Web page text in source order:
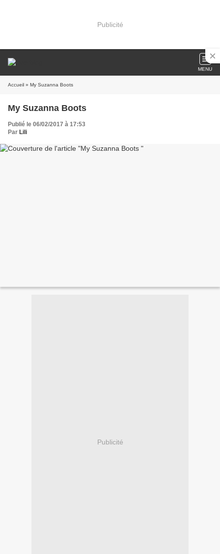
Publicité
MENU
Accueil » My Suzanna Boots
My Suzanna Boots
Publié le 06/02/2017 à 17:53
Par Lili
Publicité